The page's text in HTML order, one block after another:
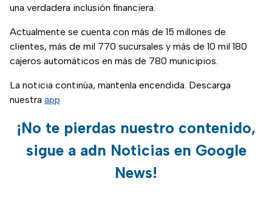
una verdadera inclusión financiera.
Actualmente se cuenta con más de 15 millones de
clientes, más de mil 770 sucursales y más de 10 mil 180
cajeros automáticos en más de 780 municipios.
La noticia continúa, mantenla encendida. Descarga
nuestra app
¡No te pierdas nuestro contenido,
sigue a adn Noticias en Google
News!